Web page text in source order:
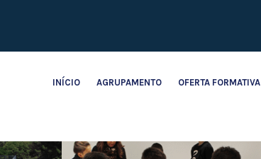
INÍCIO AGRUPAMENTO OFERTA FORMATIVA